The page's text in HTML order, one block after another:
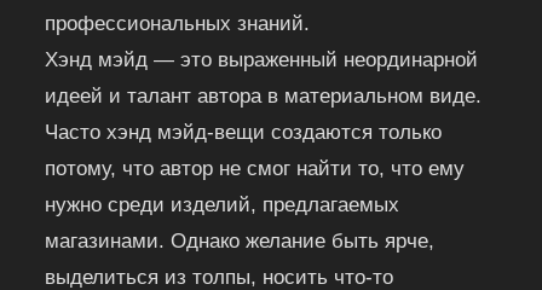
профессиональных знаний.
Хэнд мэйд — это выраженный неординарной
идеей и талант автора в материальном виде.
Часто хэнд мэйд-вещи создаются только
потому, что автор не смог найти то, что ему
нужно среди изделий, предлагаемых
магазинами. Однако желание быть ярче,
выделиться из толпы, носить что-то